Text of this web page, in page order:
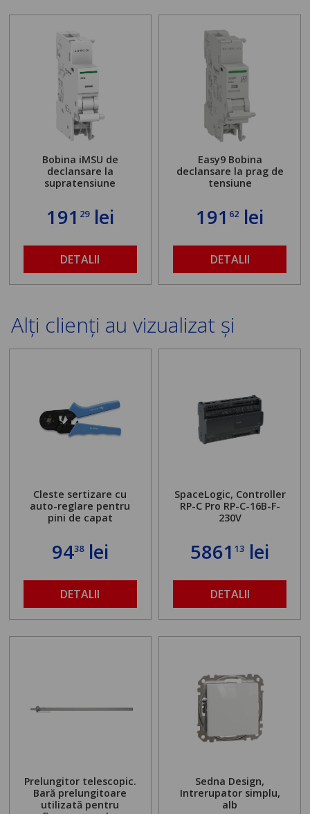
Bobina iMSU de
declansare la
supratensiune
191 29lei
DETALII
Easy9 Bobina
declansare la prag de
tensiune
191 62 lei
DETALII
Alți clienți au vizualizat și
Cleste sertizare cu
auto-reglare pentru
pini de capat
9438lei
DETALII
SpaceLogic, Controller
RP-C Pro RP-C-16B-F-
230V
586113 lei
DETALII
Prelungitor telescopic.
Bară prelungitoare
utilizată pentru
Sedna Design,
Intrerupator simplu,
alb